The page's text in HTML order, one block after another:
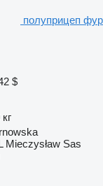
полуприцеп
$
Mieczysław Sas